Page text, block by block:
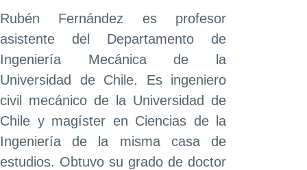
Rubén Fernández es profesor
asistente del Departamento de
Ingeniería Mecánica de la
Universidad de Chile. Es ingeniero
civil mecánico de la Universidad de
Chile y magíster en Ciencias de la
Ingeniería de la misma casa de
estudios. Obtuvo su grado de doctor